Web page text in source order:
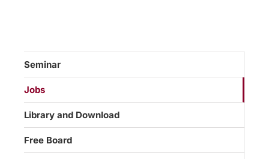
Seminar
Jobs
Library and Download
Free Board